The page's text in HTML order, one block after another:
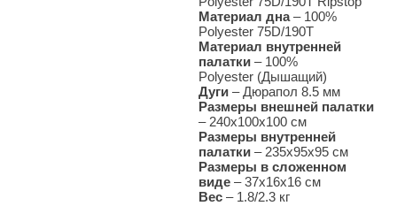
Материал дна–100%
Polyester 75D/190T
Материал внутренней
палатки – 100%
Polyester (Дышащий)
Дуги –Дюрапол 8.5 мм
Размеры внешней палатки
–240х100х100 см
Размеры внутренней
палатки – 235х95х95 см
Размеры в сложенном
виде – 37х16х16 см
Вес –1.8/2.3 кг